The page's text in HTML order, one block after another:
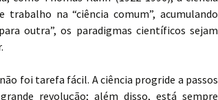
trabalho na “ciência comum”, acumulando
outra”, os paradigmas científicos sejam
foi tarefa fácil. A ciência progride a passos
revolução; além disso, está sempre